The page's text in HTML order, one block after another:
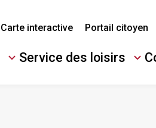
Carte interactive Portail citoyen
Service des loisirs
Ouvrir/Fermer